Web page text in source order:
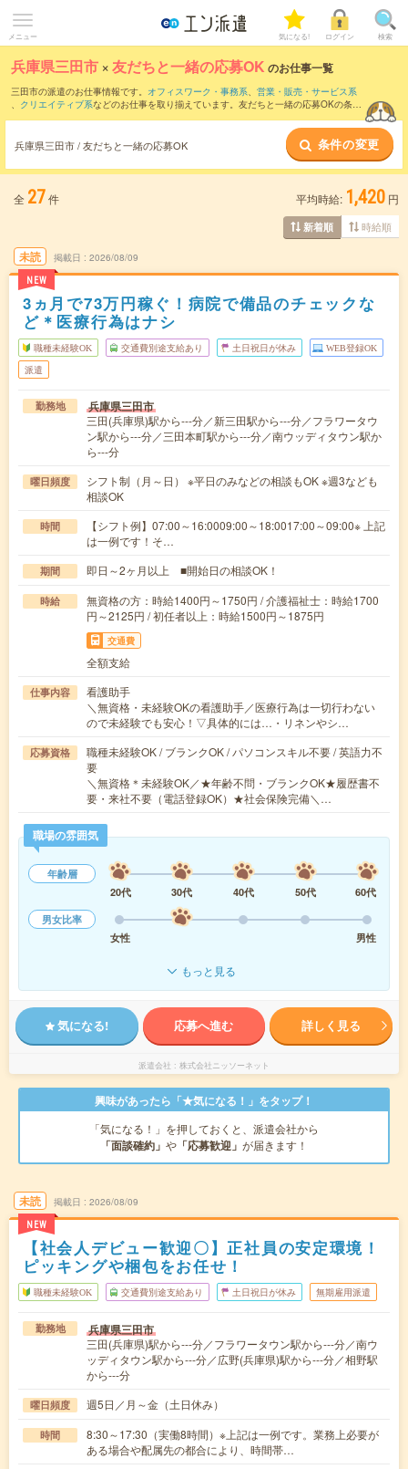
メニュー 気になる! ログイン 検索
兵庫県三田市 ×友だちと一緒の応募OK のお仕事一覧
三田市の派遣のお仕事情報です。 オフィスワーク・事務系、 営業・販売・サービス系
、 クリエイティブ系などのお仕事を取り揃えています。友だちと一緒の応募OKの条件
兵庫県三田市 / 友だちと一緒の応募OK 条件の変更
全 27件 平均時給: 1,420 円
新着順 時給順
未読
NEW
掲載日 2026/08/09
3ヵ月で73万円稼ぐ！病院で備品のチェックな
ど＊医療行為はナシ
職種未経験OK 交通費別途支給あり 土日祝日が休み WEB登録OK
派遣
勤務地 兵庫県三田市
三田(兵庫県)駅から---分／新三田駅から---分／フラワータウ
ン駅から---分／三田本町駅から---分／南ウッディタウン駅か
ら---分
曜日頻度
シフト制（月～日） ※平日のみなどの相談もOK ※週3なども
相談OK
時間
【シフト例】07:00～16:0009:00～18:0017:00～09:00※ 上記
は一例です！そ…
期間 即日～2ヶ月以上 ■開始日の相談OK！
時給
無資格の方：時給1400円～1750円 / 介護福祉士：時給1700
円～2125円 / 初任者以上：時給1500円～1875円
交通費
全額支給
仕事内容
看護助手
＼無資格・未経験OKの看護助手／医療行為は一切行わない
ので未経験でも安心！▽具体的には…・リネンやシ…
応募資格
職種未経験OK / ブランクOK / パソコンスキル不要 / 英語力不
要
＼無資格＊未経験OK／★年齢不問・ブランクOK★履歴書不
要・来社不要（電話登録OK）★社会保険完備＼…
職場の雰囲気
年齢層
20代
30代 40代 50代
60代
男女比率
女性
男性
もっと見る
気になる! 応募へ進む 詳しく見る
派遣会社 株式会社ニッソーネット
興味があったら「★気になる！」をタップ！
「気になる！」を押しておくと、派遣会社から
「面談確約」 や 「応募歓迎」 が届きます！
未読
NEW
掲載日 2026/08/09
【社会人デビュー歓迎〇】正社員の安定環境！
ピッキングや梱包をお任せ！
職種未経験OK 交通費別途支給あり 土日祝日が休み 無期雇用派遣
勤務地 兵庫県三田市
三田(兵庫県)駅から---分／フラワータウン駅から---分／南ウ
ッディタウン駅から---分／広野(兵庫県)駅から---分／相野駅
から---分
曜日頻度 週5日／月～金（土日休み）
時間
8:30～17:30（実働8時間）※上記は一例です。業務上必要が
ある場合や配属先の都合により、時間帯…